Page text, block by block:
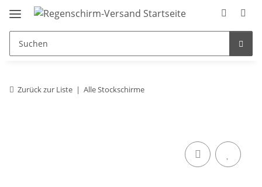
Zurück zur Liste Alle Stockschirme